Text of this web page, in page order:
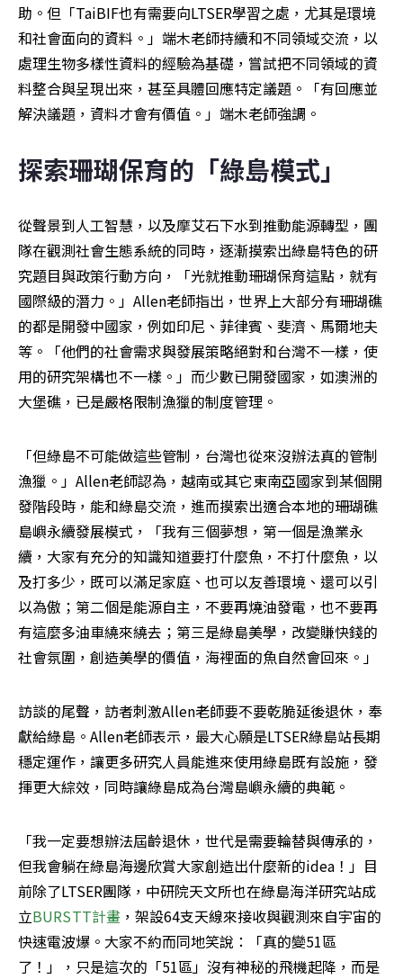
助。但「TaiBIF也有需要向LTSER學習之處，尤其是環境
和社會面向的資料。」端木老師持續和不同領域交流，以
處理生物多樣性資料的經驗為基礎，嘗試把不同領域的資
料整合與呈現出來，甚至具體回應特定議題。「有回應並
解決議題，資料才會有價值。」端木老師強調。
探索珊瑚保育的「綠島模式」
從聲景到人工智慧，以及摩艾石下水到推動能源轉型，團
隊在觀測社會生態系統的同時，逐漸摸索出綠島特色的研
究題目與政策行動方向，「光就推動珊瑚保育這點，就有
國際級的潛力。」Allen老師指出，世界上大部分有珊瑚礁
的都是開發中國家，例如印尼、菲律賓、斐濟、馬爾地夫
等。「他們的社會需求與發展策略絕對和台灣不一樣，使
用的研究架構也不一樣。」而少數已開發國家，如澳洲的
大堡礁，已是嚴格限制漁獵的制度管理。
「但綠島不可能做這些管制，台灣也從來沒辦法真的管制
漁獵。」Allen老師認為，越南或其它東南亞國家到某個開
發階段時，能和綠島交流，進而摸索出適合本地的珊瑚礁
島嶼永續發展模式，「我有三個夢想，第一個是漁業永
續，大家有充分的知識知道要打什麼魚，不打什麼魚，以
及打多少，既可以滿足家庭、也可以友善環境、還可以引
以為傲；第二個是能源自主，不要再燒油發電，也不要再
有這麼多油車繞來繞去；第三是綠島美學，改變賺快錢的
社會氛圍，創造美學的價值，海裡面的魚自然會回來。」
訪談的尾聲，訪者刺激Allen老師要不要乾脆延後退休，奉
獻給綠島。Allen老師表示，最大心願是LTSER綠島站長期
穩定運作，讓更多研究人員能進來使用綠島既有設施，發
揮更大綜效，同時讓綠島成為台灣島嶼永續的典範。
「我一定要想辦法屆齡退休，世代是需要輪替與傳承的，
但我會躺在綠島海邊欣賞大家創造出什麼新的idea！」目
前除了LTSER團隊，中研院天文所也在綠島海洋研究站成
立BURSTT計畫 ，架設64支天線來接收與觀測來自宇宙的
快速電波爆。大家不約而同地笑說：「真的變51區
了！」，只是這次的「51區」沒有神秘的飛機起降，而是